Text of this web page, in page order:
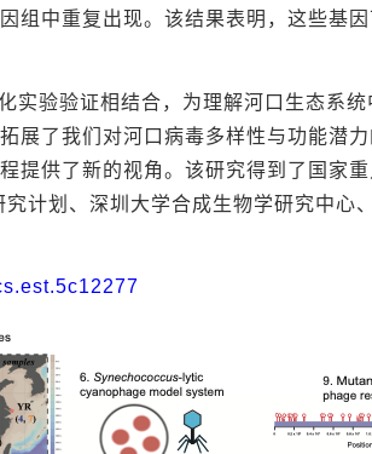
组中重复出现。该结果表明，这些基
实验验证相结合，为理解河口生态系
展了我们对河口病毒多样性与功能潜
提供了新的视角。该研究得到了国家
计划、深圳大学合成生物学研究中心